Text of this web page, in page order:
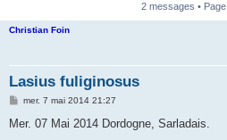
2 messages • Page
Christian Foin
Lasius fuliginosus
M
s
mer. 7 mai 2014 21:27
Mer. 07 Mai 2014 Dordogne, Sarladais.